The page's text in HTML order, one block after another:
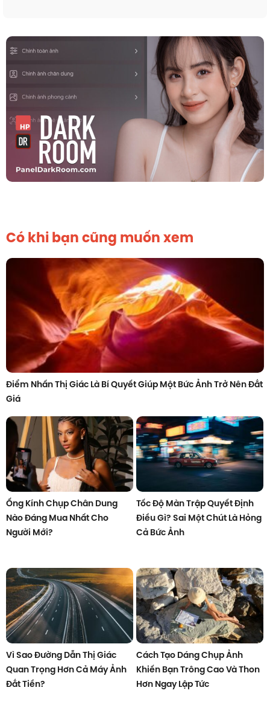
Có khi bạn cũng muốn xem
Điểm Nhấn Thị Giác Là Bí Quyết Giúp Một Bức Ảnh Trở Nên Đắt
Giá
Ống Kính Chụp Chân Dung
Nào Đáng Mua Nhất Cho
Người Mới?
Tốc Độ Màn Trập Quyết Định
Điều Gì? Sai Một Chút Là Hỏng
Cả Bức Ảnh
Vì Sao Đường Dẫn Thị Giác
Quan Trọng Hơn Cả Máy Ảnh
Đắt Tiền?
Cách Tạo Dáng Chụp Ảnh
Khiến Bạn Trông Cao Và Thon
Hơn Ngay Lập Tức